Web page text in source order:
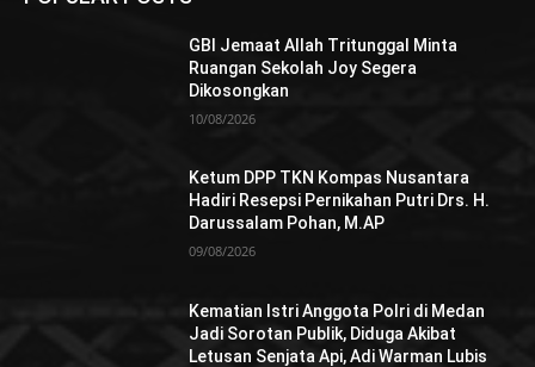
GBI Jemaat Allah Tritunggal Minta
Ruangan Sekolah Joy Segera
Dikosongkan
10/08/2026
Ketum DPP TKN Kompas Nusantara
Hadiri Resepsi Pernikahan Putri Drs. H.
Darussalam Pohan, M.AP
09/08/2026
Kematian Istri Anggota Polri di Medan
Jadi Sorotan Publik, Diduga Akibat
Letusan Senjata Api, Adi Warman Lubis